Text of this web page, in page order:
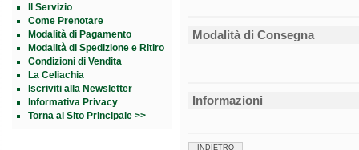
Il Servizio
Come Prenotare
Modalità di Pagamento
Modalità di Spedizione e Ritiro
Condizioni di Vendita
La Celiachia
Iscriviti alla Newsletter
Informativa Privacy
Torna al Sito Principale >>
Caratteristiche nutrizionali
per 100 g
Fibre
Proteine
Confezione da 500 g.
Modalità di Consegna
Informazioni
INDIETRO